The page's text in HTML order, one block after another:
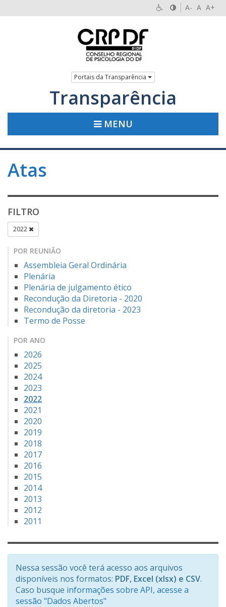
A- A A+
Portais da Transparência
Transparência
MENU
Atas
FILTRO
2022
POR REUNIÃO
Assembleia Geral Ordinária
Plenária
Plenária de julgamento ético
Recondução da Diretoria - 2020
Recondução da diretoria - 2023
Termo de Posse
POR ANO
2026
2025
2024
2023
2022
2021
2020
2019
2018
2017
2016
2015
2014
2013
2012
2011
Nessa sessão você terá acesso aos arquivos
disponíveis nos formatos: PDF, Excel (xlsx) e CSV.
Caso busque informações sobre API, acesse a
sessão "Dados Abertos"